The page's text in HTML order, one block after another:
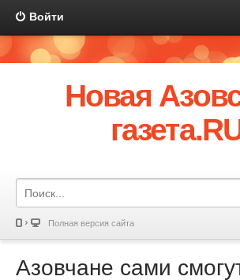
Войти
Новая
Полная версия сайта
Азовчане сами